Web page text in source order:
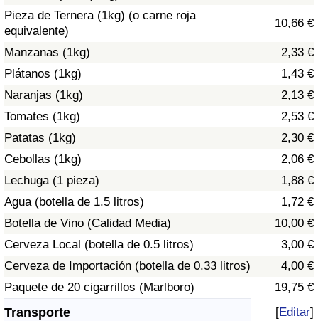
Pieza de Ternera (1kg) (o carne roja
equivalente)
10,66 €
Manzanas (1kg)
2,33 €
Plátanos (1kg)
1,43 €
Naranjas (1kg)
2,13 €
Tomates (1kg)
2,53 €
Patatas (1kg)
2,30 €
Cebollas (1kg)
2,06 €
Lechuga (1 pieza)
1,88 €
Agua (botella de 1.5 litros)
1,72 €
Botella de Vino (Calidad Media)
10,00 €
Cerveza Local (botella de 0.5 litros)
3,00 €
Cerveza de Importación (botella de 0.33 litros)
4,00 €
Paquete de 20 cigarrillos (Marlboro)
19,75 €
Transporte [Editar]
Índice de Sanidad por País
Contaminación
Índice de Contaminación (Actual)
Índice de contaminación
Índice de Contaminación por País
Tráfico
Índice de Tráfico
Índice de Tráfico (Actual)
Índice de Tráfico por País